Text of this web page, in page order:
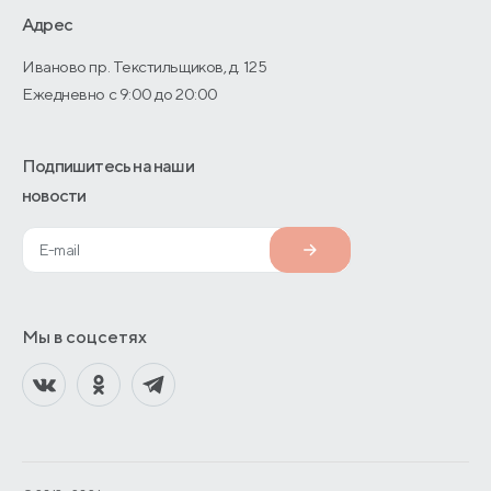
О производстве
Адрес
Иваново пр. Текстильщиков, д. 125
Ежедневно с 9:00 до 20:00
Подпишитесь на наши
новости
Мы в соцсетях